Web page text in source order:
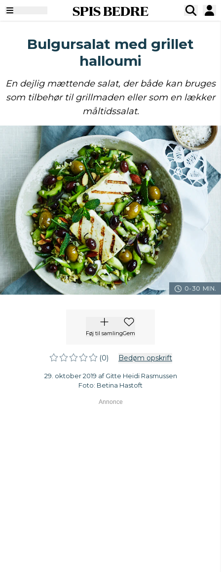
SPIS BEDRE
Bulgursalat med grillet
halloumi
En dejlig mættende salat, der både kan bruges
som tilbehør til grillmaden eller som en lækker
måltidssalat.
0-30 MIN.
Føj til samlingGem
(0) Bedøm opskrift
29. oktober 2019 af Gitte Heidi Rasmussen
Foto: Betina Hastoft